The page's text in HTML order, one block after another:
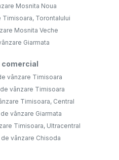
Mosnita Noua
Timisoara, Torontalului
Mosnita Veche
Giarmata
comercial
vânzare Timisoara
vânzare Timisoara
Timisoara, Central
vânzare Giarmata
Timisoara, Ultracentral
vânzare Chisoda